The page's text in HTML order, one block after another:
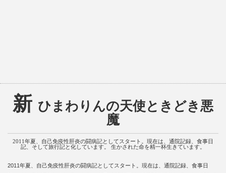
新 ひまわりんの天使ときどき悪
魔
2011年夏、自己免疫性肝炎の闘病記としてスタート。現在は、通院記録、食事日
記、そして旅行記と化しています。 生かされた命を精一杯生きています。
2011年夏、自己免疫性肝炎の闘病記としてスタート。現在は、通院記録、食事日